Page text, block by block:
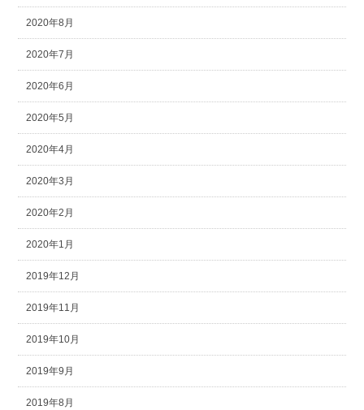
2020年8月
2020年7月
2020年6月
2020年5月
2020年4月
2020年3月
2020年2月
2020年1月
2019年12月
2019年11月
2019年10月
2019年9月
2019年8月